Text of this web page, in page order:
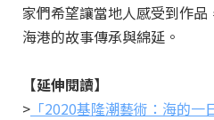
家們希望讓當地人感受到作
海港的故事傳承與綿延。
【延伸閱讀】
> 「2020基隆潮藝術：海的